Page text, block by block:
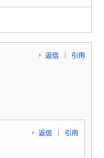
返信 引用
返信 引用